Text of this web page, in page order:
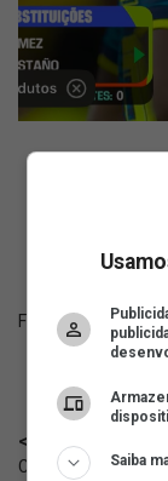
Fonte:X Gols do
< Anterior
Colômbia, deSaiba